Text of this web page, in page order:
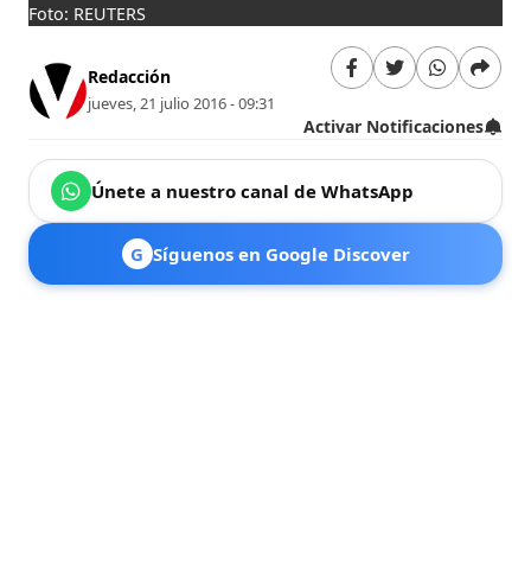
Foto: REUTERS
Redacción
jueves, 21 julio 2016 - 09:31
Activar Notificaciones
Únete a nuestro canal de WhatsApp
G Síguenos en Google Discover